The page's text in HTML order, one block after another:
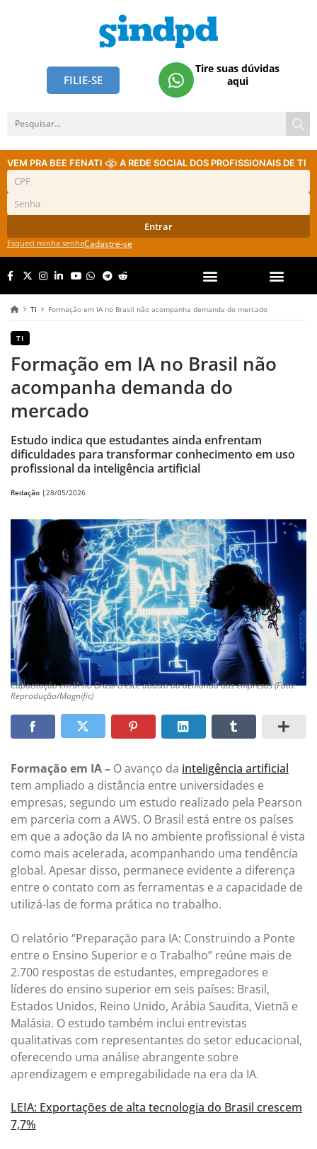
FILIE-SE
Tire suas dúvidas
aqui
VEM PRA BEE FENATI A REDE SOCIAL DOS PROFISSIONAIS DE TI
Entrar
Esqueci minha senhaCadastre-se
TI Formação em IA no Brasil não acompanha demanda do mercado
TI
Formação em IA no Brasil não
acompanha demanda do
mercado
Estudo indica que estudantes ainda enfrentam
dificuldades para transformar conhecimento em uso
profissional da inteligência artificial
Redação |28/05/2026
Capacitação em IA no Brasil cresce abaixo da demanda das empresas (Foto:
Reprodução/Magnific)
Formação em IA – O avanço da inteligência artificial
tem ampliado a distância entre universidades e
empresas, segundo um estudo realizado pela Pearson
em parceria com a AWS. O Brasil está entre os países
em que a adoção da IA no ambiente profissional é vista
como mais acelerada, acompanhando uma tendência
global. Apesar disso, permanece evidente a diferença
entre o contato com as ferramentas e a capacidade de
utilizá-las de forma prática no trabalho.
O relatório “Preparação para IA: Construindo a Ponte
entre o Ensino Superior e o Trabalho” reúne mais de
2.700 respostas de estudantes, empregadores e
líderes do ensino superior em seis países: Brasil,
Estados Unidos, Reino Unido, Arábia Saudita, Vietnã e
Malásia. O estudo também inclui entrevistas
qualitativas com representantes do setor educacional,
oferecendo uma análise abrangente sobre
aprendizagem e empregabilidade na era da IA.
LEIA: Exportações de alta tecnologia do Brasil crescem
7,7%